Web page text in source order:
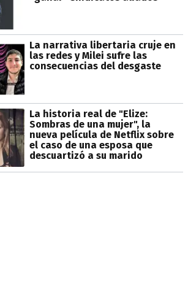
La narrativa libertaria cruje en
las redes y Milei sufre las
consecuencias del desgaste
La historia real de "Elize:
Sombras de una mujer", la
nueva película de Netflix sobre
el caso de una esposa que
descuartizó a su marido